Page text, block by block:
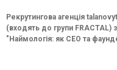
Рекрутингова агенція
(входять до групи FRACTAL)
"Наймологія: як СEO та